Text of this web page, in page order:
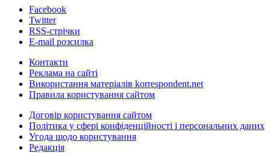
Facebook
Twitter
RSS-стрічки
E-mail розсилка
Контакти
Реклама на сайті
Використання матеріалів korrespondent.net
Правила користування сайтом
Договір користування сайтом
Політика у сфері конфіденційності і персональних даних
Угода щодо користування
Редакція